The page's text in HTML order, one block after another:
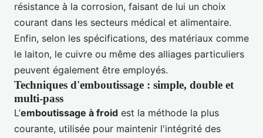
résistance à la corrosion, faisant de lui un choix
courant dans les secteurs médical et alimentaire.
Enfin, selon les spécifications, des matériaux comme
le laiton, le cuivre ou même des alliages particuliers
peuvent également être employés.
Techniques d'emboutissage : simple, double et
multi-pass
L’emboutissage à froid est la méthode la plus
courante, utilisée pour maintenir l'intégrité des